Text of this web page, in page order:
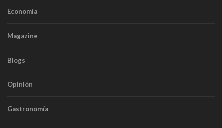
Economía
Magazine
Blogs
Opinión
Gastronomía